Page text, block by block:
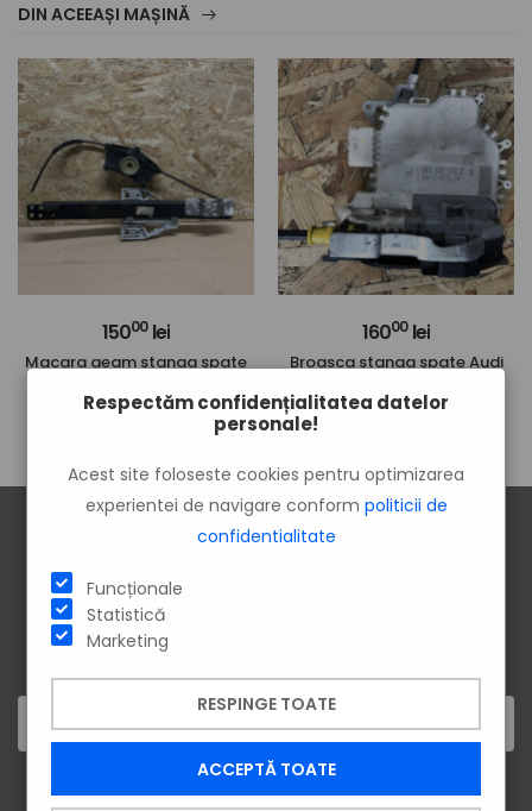
DIN ACEEAȘI MAȘINĂ
15000lei
Macara geam stanga spate
16000lei
Broasca stanga spate Audi
ÎNSCRIE-TE LA NEWSLETTER!
Vei afla primul despre cele mai noi produse și cele mai tari
ÎNSCRIE-TE
Respectăm confidențialitatea datelor
personale!
Acest site foloseste cookies pentru optimizarea
experientei de navigare conform politicii de
confidentialitate
Funcționale
Statistică
Marketing
RESPINGE TOATE
ACCEPTĂ TOATE